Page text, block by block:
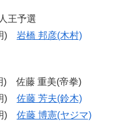
王予選
) 岩橋 邦彦(木村)
) 佐藤 重美(帝拳)
) 佐藤 芳夫(鈴木)
) 佐藤 博憲(ヤジマ)